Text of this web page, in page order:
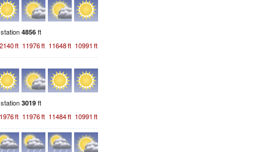
4856 ft
ft 11976ft 11648ft 10991 ft
3019 ft
ft 11976ft 11484ft 10991 ft